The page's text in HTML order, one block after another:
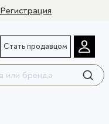
Регистрация
Стать продавцом